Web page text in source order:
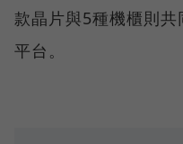
款晶片與5種機櫃則
平台。